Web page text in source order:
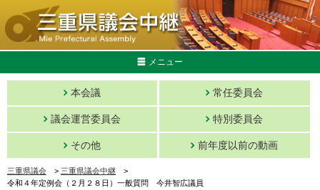
メニュー
本会議 常任委員会
議会運営委員会 特別委員会
その他 前年度以前の動画
三重県議会 > 三重県議会中継 >
令和４年定例会（２月２８日）一般質問 今井智広議員